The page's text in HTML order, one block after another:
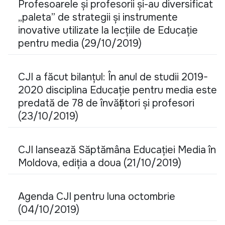
Profesoarele și profesorii și-au diversificat
„paleta” de strategii și instrumente
inovative utilizate la lecțiile de Educație
pentru media (29/10/2019)
CJI a făcut bilanțul: În anul de studii 2019-
2020 disciplina Educație pentru media este
predată de 78 de învățători și profesori
(23/10/2019)
CJI lansează Săptămâna Educației Media în
Moldova, ediția a doua (21/10/2019)
Agenda CJI pentru luna octombrie
(04/10/2019)